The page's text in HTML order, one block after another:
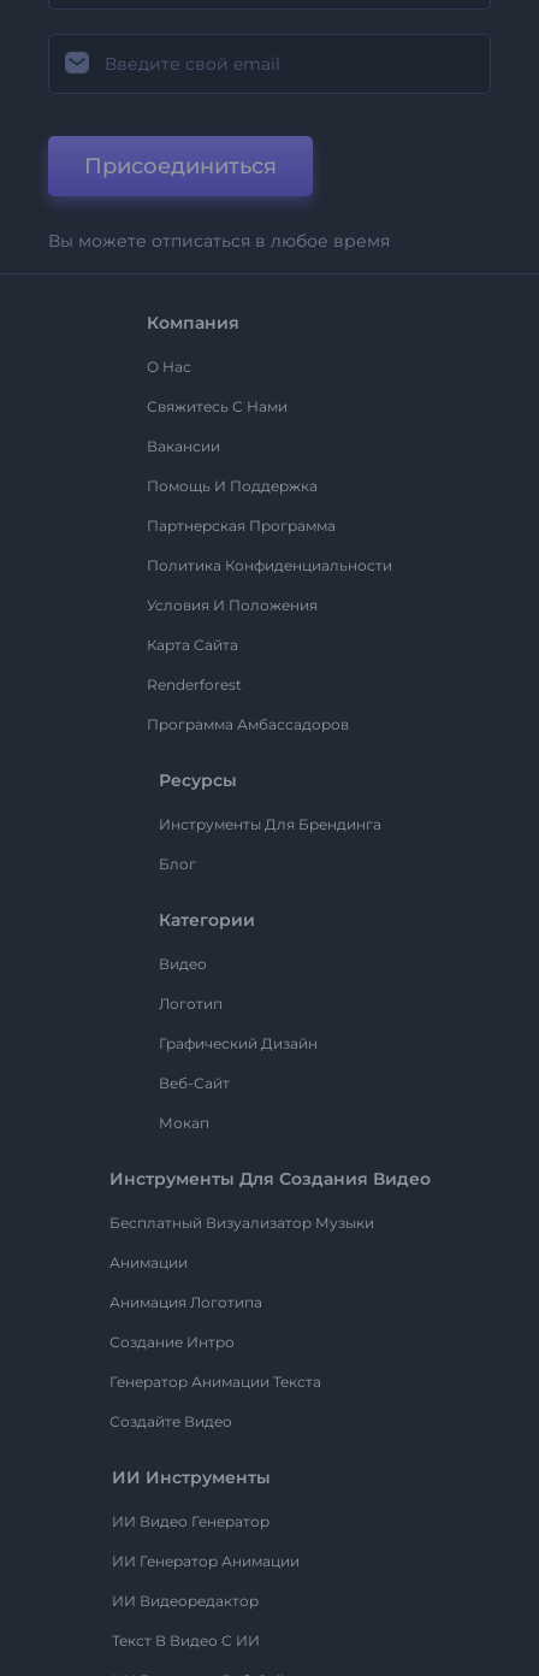
Присоединиться
Вы можете отписаться в любое время
Компания
О Нас
Свяжитесь С Нами
Вакансии
Помощь И Поддержка
Партнерская Программа
Политика Конфиденциальности
Условия И Положения
Карта Сайта
Renderforest
Программа Амбассадоров
Ресурсы
Инструменты Для Брендинга
Блог
Категории
Видео
Логотип
Графический Дизайн
Веб-Сайт
Мокап
Инструменты Для Создания Видео
Бесплатный Визуализатор Музыки
Анимации
Анимация Логотипа
Создание Интро
Генератор Анимации Текста
Создайте Видео
ИИ Инструменты
ИИ Видео Генератор
ИИ Генератор Анимации
ИИ Видеоредактор
Текст В Видео С ИИ